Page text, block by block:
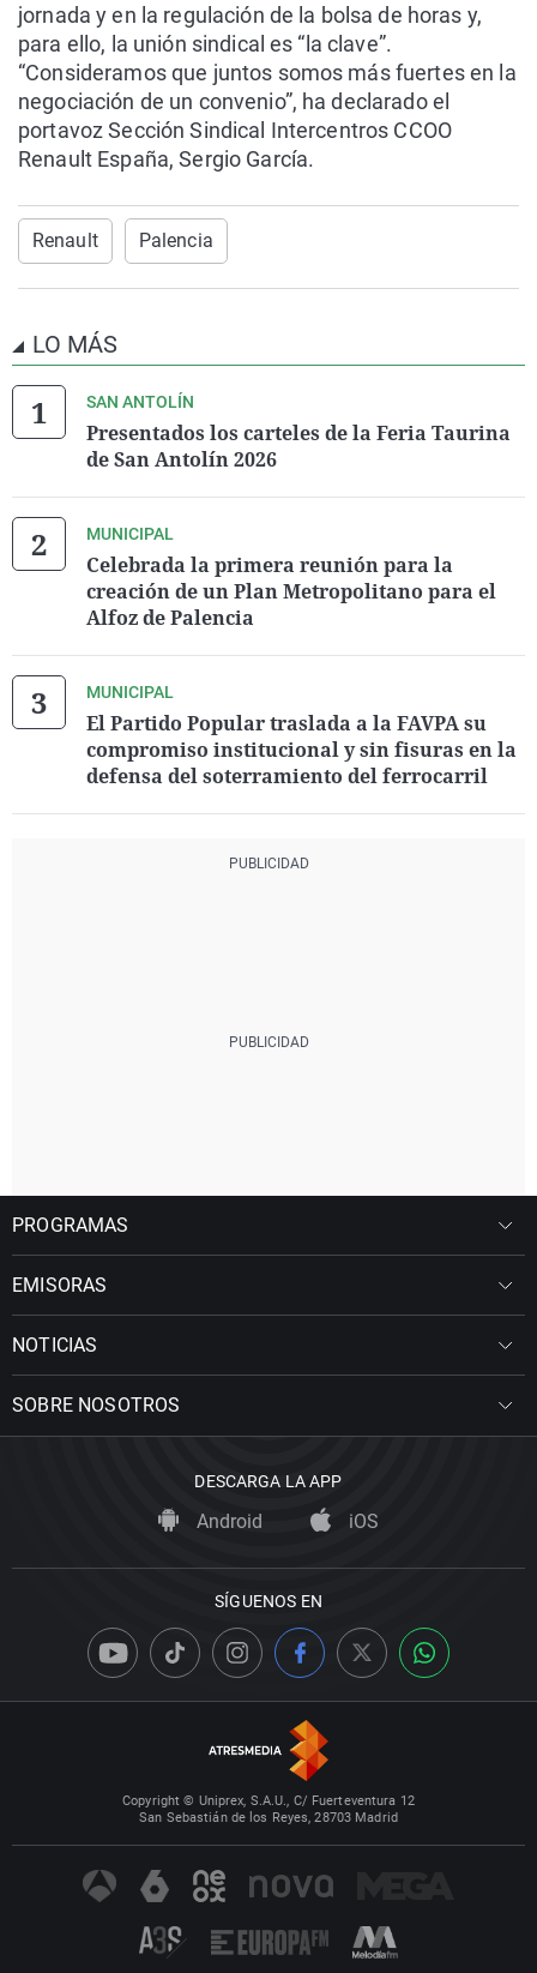
jornada y en la regulación de la bolsa de horas y,
para ello, la unión sindical es “la clave”.
“Consideramos que juntos somos más fuertes en la
negociación de un convenio”, ha declarado el
portavoz Sección Sindical Intercentros CCOO
Renault España, Sergio García.
Renault Palencia
LO MÁS
SAN ANTOLÍN
Presentados los carteles de la Feria Taurina
de San Antolín 2026
MUNICIPAL
Celebrada la primera reunión para la
creación de un Plan Metropolitano para el
Alfoz de Palencia
MUNICIPAL
El Partido Popular traslada a la FAVPA su
compromiso institucional y sin fisuras en la
defensa del soterramiento del ferrocarril
PROGRAMAS
EMISORAS
NOTICIAS
SOBRE NOSOTROS
DESCARGA LA APP
Android iOS
SÍGUENOS EN
Copyright © Uniprex, S.A.U., C/ Fuerteventura 12
San Sebastián de los Reyes, 28703 Madrid